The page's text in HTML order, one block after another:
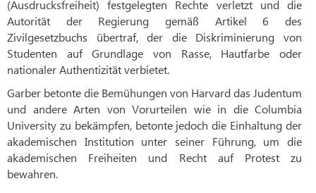
(Ausdrucksfreiheit) festgelegten Rechte verletzt und die
Autorität der Regierung gemäß Artikel 6 des
Zivilgesetzbuchs übertraf, der die Diskriminierung von
Studenten auf Grundlage von Rasse, Hautfarbe oder
nationaler Authentizität verbietet.
Garber betonte die Bemühungen von Harvard das Judentum
und andere Arten von Vorurteilen wie in die Columbia
University zu bekämpfen, betonte jedoch die Einhaltung der
akademischen Institution unter seiner Führung, um die
akademischen Freiheiten und Recht auf Protest zu
bewahren.